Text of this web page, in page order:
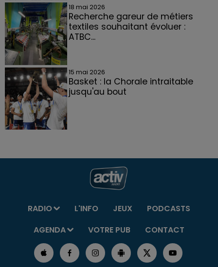
18 mai 2026
Recherche gareur de métiers
textiles souhaitant évoluer :
ATBC...
15 mai 2026
Basket : la Chorale intraitable
jusqu'au bout
RADIO L'INFO JEUX
PODCASTS
AGENDA
VOTRE PUB CONTACT